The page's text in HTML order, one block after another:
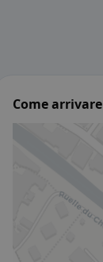
Come arrivare